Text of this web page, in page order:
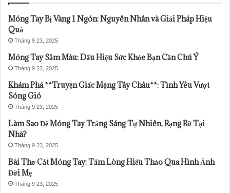
Móng Tay Bị Vàng 1 Ngón: Nguyên Nhân và Giải Pháp Hiệu
Quả
Tháng 9 23, 2025
Móng Tay Sẫm Màu: Dấu Hiệu Sức Khỏe Bạn Cần Chú Ý
Tháng 9 23, 2025
Khám Phá **Truyện Giấc Mộng Tây Châu**: Tình Yêu Vượt
Sóng Gió
Tháng 9 23, 2025
Làm Sao Để Móng Tay Trắng Sáng Tự Nhiên, Rạng Rỡ Tại
Nhà?
Tháng 9 23, 2025
Bài Thơ Cắt Móng Tay: Tấm Lòng Hiếu Thảo Qua Hình Ảnh
Đời Mẹ
Tháng 9 23, 2025